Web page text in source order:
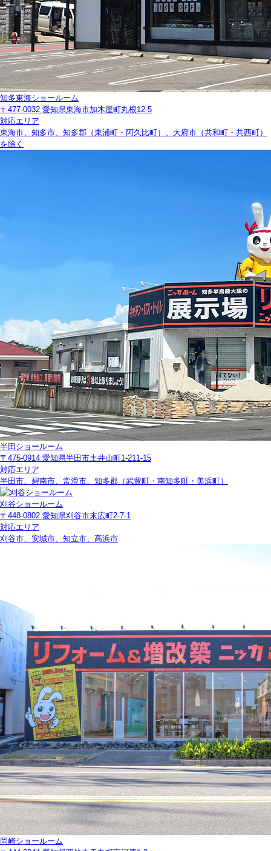
知多東海ショールーム
〒477-0032 愛知県東海市加木屋町丸根12-5
対応エリア
東海市、知多市、知多郡（東浦町・阿久比町）、大府市（共和町・共西町）
を除く
半田ショールーム
〒475-0914 愛知県半田市土井山町1-211-15
対応エリア
半田市、碧南市、常滑市、知多郡（武豊町・南知多町・美浜町）
刈谷ショールーム
〒448-0802 愛知県刈谷市末広町2-7-1
対応エリア
刈谷市、安城市、知立市、高浜市
岡崎ショールーム